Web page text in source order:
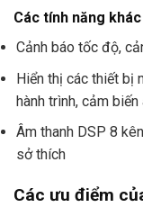
Các tính năng khác
Cảnh báo tốc độ,
Hiển thị các thiết bị
hành trình, cảm
Âm thanh DSP 8
sở thích
Các ưu điểm